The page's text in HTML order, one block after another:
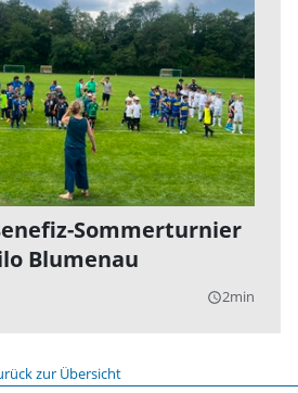
Sommerturnier
Blumenau
query_builder2min
zur Übersicht